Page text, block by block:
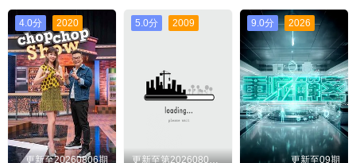
EP132 EP133
EP134 EP135
EP136 EP137
EP138 EP139
4.0分 2020
更新至20260806期
5.0分 2009
更新至第20260805期
9.0分 2026
更新至09期